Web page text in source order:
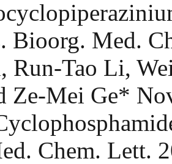
Bioorg. Med.
Run-Tao Li,
Ze-Mei Ge*
Chem. Lett.